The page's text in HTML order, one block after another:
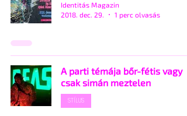
Identitás Magazin
2018. dec. 29.
1 perc olvasás
A parti témája bőr-fétis vagy
csak simán meztelen
STÍLUS